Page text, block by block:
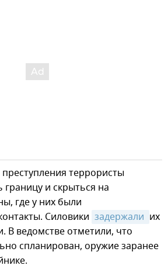
террористы
и скрыться на
где у них были
Силовики задержали их
В ведомстве отметили, что
спланирован, оружие заранее